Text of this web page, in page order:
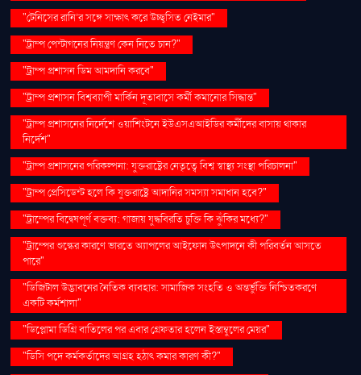
"টেনিসের রানি’র সঙ্গে সাক্ষাৎ করে উচ্ছ্বসিত নেইমার"
"ট্রাম্প পেন্টাগনের নিয়ন্ত্রণ কেন নিতে চান?"
"ট্রাম্প প্রশাসন ডিম আমদানি করবে"
"ট্রাম্প প্রশাসন বিশ্বব্যাপী মার্কিন দূতাবাসে কর্মী কমানোর সিদ্ধান্ত"
"ট্রাম্প প্রশাসনের নির্দেশে ওয়াশিংটনে ইউএসএআইডির কর্মীদের বাসায় থাকার
নির্দেশ"
"ট্রাম্প প্রশাসনের পরিকল্পনা: যুক্তরাষ্ট্রের নেতৃত্বে বিশ্ব স্বাস্থ্য সংস্থা পরিচালনা"
"ট্রাম্প প্রেসিডেন্ট হলে কি যুক্তরাষ্ট্রে আদানির সমস্যা সমাধান হবে?"
"ট্রাম্পের বিদ্বেষপূর্ণ বক্তব্য: গাজায় যুদ্ধবিরতি চুক্তি কি ঝুঁকির মধ্যে?"
"ট্রাম্পের শুল্কের কারণে ভারতে অ্যাপলের আইফোন উৎপাদনে কী পরিবর্তন আসতে
পারে"
"ডিজিটাল উদ্ভাবনের নৈতিক ব্যবহার: সামাজিক সংহতি ও অন্তর্ভুক্তি নিশ্চিতকরণে
একটি কর্মশালা"
"ডিপ্লোমা ডিগ্রি বাতিলের পর এবার গ্রেফতার হলেন ইস্তাম্বুলের মেয়র"
"ডিসি পদে কর্মকর্তাদের আগ্রহ হঠাৎ কমার কারণ কী?"